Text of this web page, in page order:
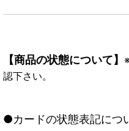
【商品の状態について】
認下さい。
●カードの状態表記につ